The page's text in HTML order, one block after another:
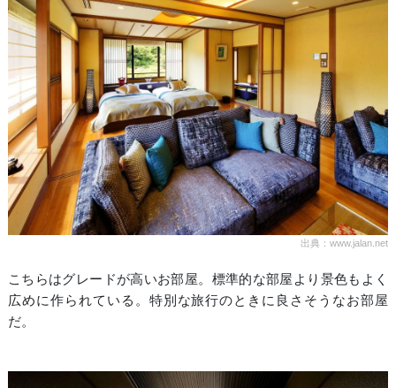
出典：www.jalan.net
こちらはグレードが高いお部屋。標準的な部屋より景色もよく
広めに作られている。特別な旅行のときに良さそうなお部屋
だ。